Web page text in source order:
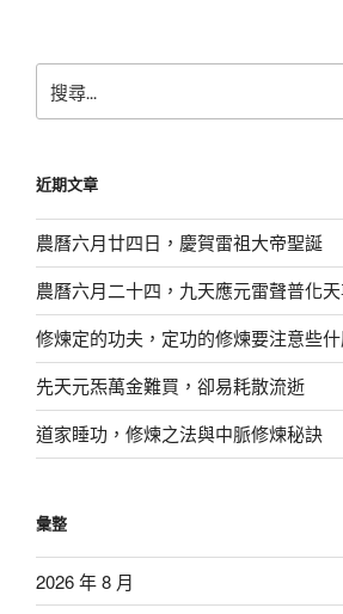
尋
字:
近期文章
農曆六月廿四日，慶賀雷祖大帝聖誕
農曆六月二十四，九天應元雷聲普化
修煉定的功夫，定功的修煉要注意些
先天元炁萬金難買，卻易耗散流逝
道家睡功，修煉之法與中脈修煉秘訣
彙整
2026 年 8 月